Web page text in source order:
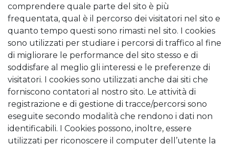
comprendere quale parte del sito è più
frequentata, qual è il percorso dei visitatori nel sito e
quanto tempo questi sono rimasti nel sito. I cookies
sono utilizzati per studiare i percorsi di traffico al fine
di migliorare le performance del sito stesso e di
soddisfare al meglio gli interessi e le preferenze di
visitatori. I cookies sono utilizzati anche dai siti che
forniscono contatori al nostro sito. Le attività di
registrazione e di gestione di tracce/percorsi sono
eseguite secondo modalità che rendono i dati non
identificabili. I Cookies possono, inoltre, essere
utilizzati per riconoscere il computer dell’utente la